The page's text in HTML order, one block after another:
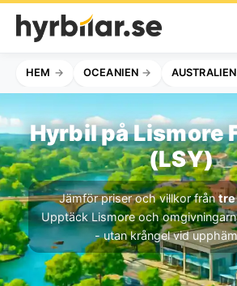
HEM OCEANIEN AUSTRALIEN
Hyrbil på Lismore
(LSY)
Jämför priser och villkor fråntre
Upptäck Lismore och
- utan krångel vid